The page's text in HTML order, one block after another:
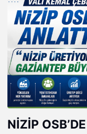
katılımcılardan
NİZİP